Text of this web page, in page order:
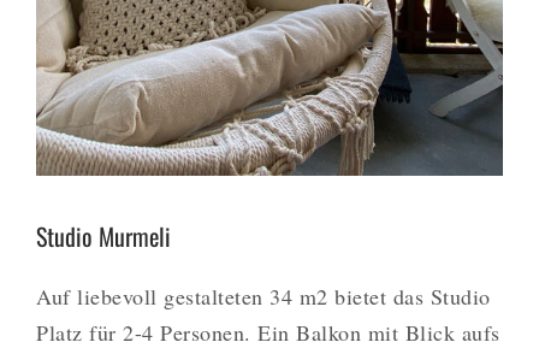
Studio Murmeli
Auf liebevoll gestalteten 34 m2 bietet das Studio
Platz für 2-4 Personen. Ein Balkon mit Blick aufs